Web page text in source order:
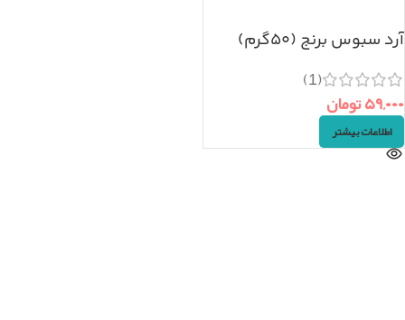
آرد سبوس برنج (۵۰گرم)
(1)
۵۹,۰۰۰تومان
اطلاعات بیشتر